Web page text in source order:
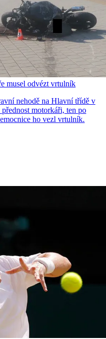
musel odvézt vrtulník
nehodě na Hlavní třídě v
motorkáři, ten po
ho vezl vrtulník.